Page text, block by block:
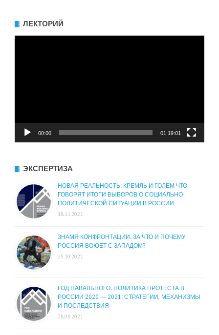
ЛЕКТОРИЙ
00:00 01:19:01
ЭКСПЕРТИЗА
НОВАЯ РЕАЛЬНОСТЬ: КРЕМЛЬ И ГОЛЕМ ЧТО
ГОВОРЯТ ИТОГИ ВЫБОРОВ О СОЦИАЛЬНО-
ПОЛИТИЧЕСКОЙ СИТУАЦИИ В РОССИИ
18.11.2021
ЗНАМЯ КОНФРОНТАЦИИ. ЗА ЧТО И ПОЧЕМУ
РОССИЯ ВОЮЕТ С ЗАПАДОМ?
25.10.2021
ГОД НАВАЛЬНОГО. ПОЛИТИКА ПРОТЕСТА В
РОССИИ 2020 — 2021: СТРАТЕГИИ, МЕХАНИЗМЫ
И ПОСЛЕДСТВИЯ
08.09.2021